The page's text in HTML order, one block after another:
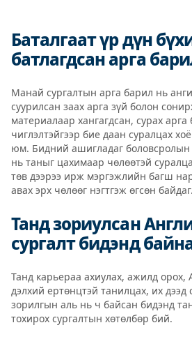
Баталгаат үр дүн
батлагдсан арга
Манай сургалтын арга барил нь
суурилсан заах арга зүй болон
материалаар хангагдсан, сурах
чиглэлтэйгээр бие даан суралцах
юм. Бидний ашигладаг боловсролын
нь таныг цахимаар чөлөөтэй
төв дээрээ ирж мэргэжлийн багш
авах эрх чөлөөг нэгтгэж өгсөн байдаг.
Танд зориулсан
сургалт бидэнд
Танд карьераа ахиулах, ажилд орох,
дэлхий ертөнцтэй танилцах, их дээд
зорилгын аль нь ч байсан бидэнд
тохирох сургалтын хөтөлбөр бий.